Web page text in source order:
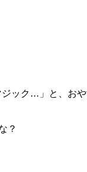
ック…」と、お
？